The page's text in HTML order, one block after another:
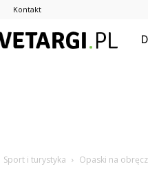
Kontakt
Sport i turystyka Opaski na